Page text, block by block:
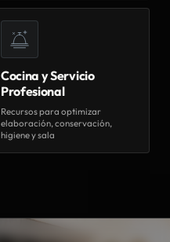
Cocina y Servicio
Profesional
Recursos para optimizar
elaboración, conservación,
higiene y sala